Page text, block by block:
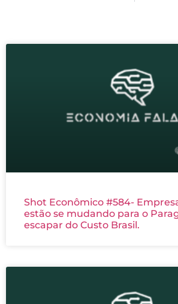
Shot Econômico #584-
estão se mudando para o
escapar do Custo Brasil.